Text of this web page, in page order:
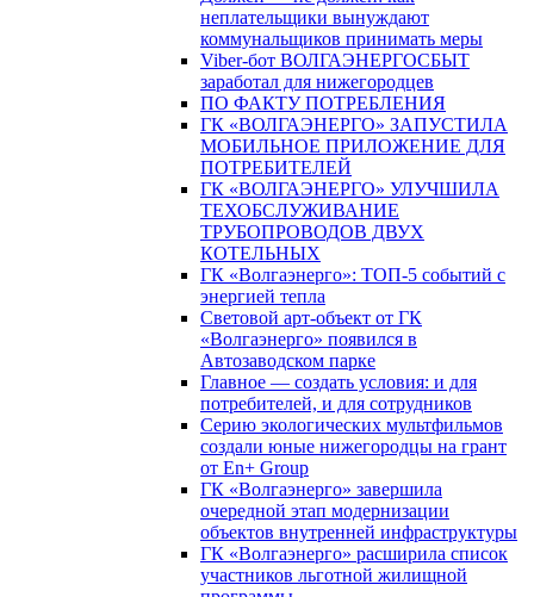
неплательщики вынуждают
коммунальщиков принимать меры
Viber-бот ВОЛГАЭНЕРГОСБЫТ
заработал для нижегородцев
ПО ФАКТУ ПОТРЕБЛЕНИЯ
ГК «ВОЛГАЭНЕРГО» ЗАПУСТИЛА
МОБИЛЬНОЕ ПРИЛОЖЕНИЕ ДЛЯ
ПОТРЕБИТЕЛЕЙ
ГК «ВОЛГАЭНЕРГО» УЛУЧШИЛА
ТЕХОБСЛУЖИВАНИЕ
ТРУБОПРОВОДОВ ДВУХ
КОТЕЛЬНЫХ
ГК «Волгаэнерго»: ТОП-5 событий с
энергией тепла
Световой арт-объект от ГК
«Волгаэнерго» появился в
Автозаводском парке
Главное — создать условия: и для
потребителей, и для сотрудников
Серию экологических мультфильмов
создали юные нижегородцы на грант
от En+ Group
ГК «Волгаэнерго» завершила
очередной этап модернизации
объектов внутренней инфраструктуры
ГК «Волгаэнерго» расширила список
участников льготной жилищной